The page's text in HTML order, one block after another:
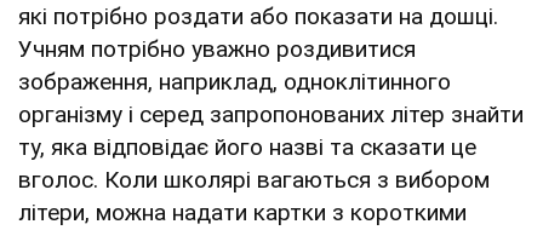
які потрібно роздати або показати на дошці.
Учням потрібно уважно роздивитися
зображення, наприклад, одноклітинного
організму і серед запропонованих літер знайти
ту, яка відповідає його назві та сказати це
вголос. Коли школярі вагаються з вибором
літери, можна надати картки з короткими